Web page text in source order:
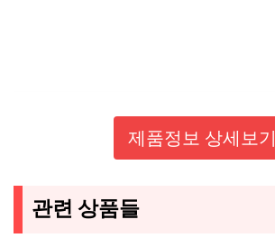
제품정보 상세보기
관련 상품들